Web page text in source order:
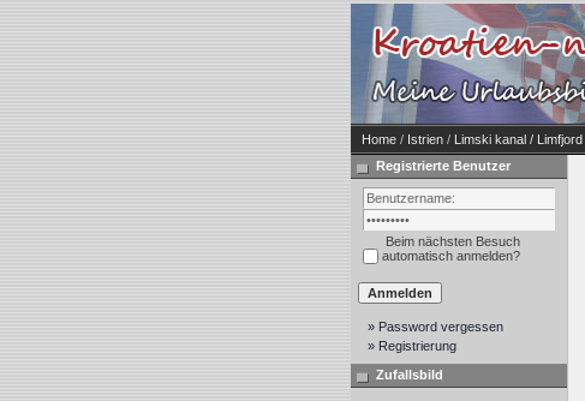
Home / Istrien / Limski kanal / Limfjord
Registrierte Benutzer
Beim nächsten Besuch
automatisch anmelden?
» Password vergessen
» Registrierung
Zufallsbild